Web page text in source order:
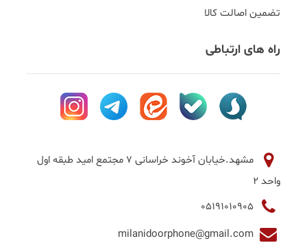
تضمین اصالت کالا
راه های ارتباطی
مشهد.خیابان آخوند خراسانی 7 مجتمع امید طبقه اول
واحد 2